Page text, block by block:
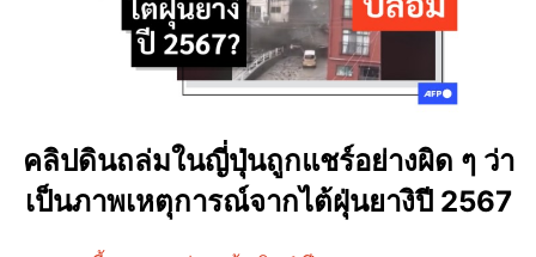
คลิปดินถล่มในญี่ปุ่นถูกแชร์อย่างผิด ๆ ว่า
เป็นภาพเหตุการณ์จากไต้ฝุ่นยางิปี 2567